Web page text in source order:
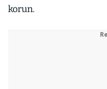
korun.